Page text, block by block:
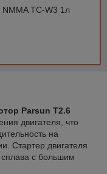
TC-W3 1л
Parsun T2.6
двигателя, что
на
Стартер двигателя
с большим